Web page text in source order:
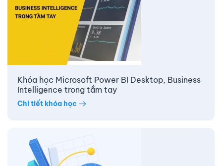
Khóa học Microsoft Power BI Desktop, Business
Intelligence trong tầm tay
Chi tiết khóa học